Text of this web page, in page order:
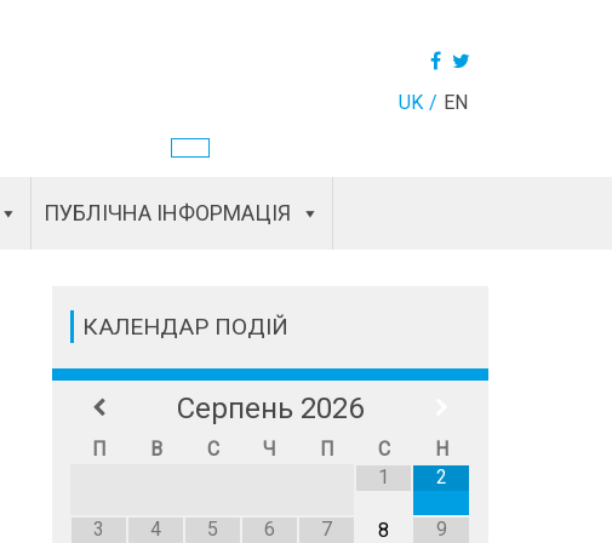
UK EN
ПУБЛІЧНА ІНФОРМАЦІЯ
КАЛЕНДАР ПОДІЙ
Серпень 2026
П В С Ч П С
Н
1
2
3 4 5 6 7 8 9